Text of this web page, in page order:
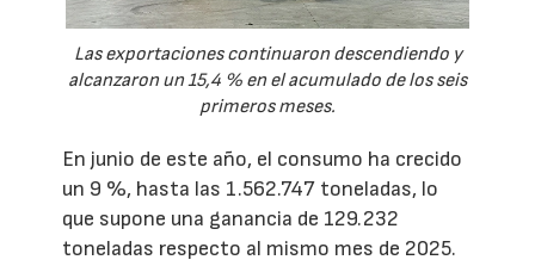
Las exportaciones continuaron descendiendo y
alcanzaron un 15,4 % en el acumulado de los seis
primeros meses.
En junio de este año, el consumo ha crecido
un 9 %, hasta las 1.562.747 toneladas, lo
que supone una ganancia de 129.232
toneladas respecto al mismo mes de 2025.